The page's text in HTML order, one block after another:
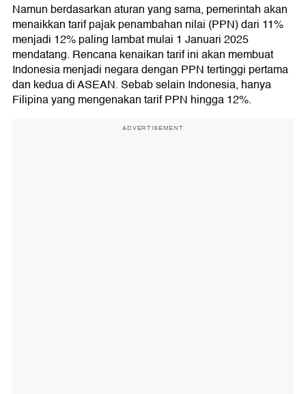
Namun berdasarkan aturan yang sama, pemerintah akan
menaikkan tarif pajak penambahan nilai (PPN) dari 11%
menjadi 12% paling lambat mulai 1 Januari 2025
mendatang. Rencana kenaikan tarif ini akan membuat
Indonesia menjadi negara dengan PPN tertinggi pertama
dan kedua di ASEAN. Sebab selain Indonesia, hanya
Filipina yang mengenakan tarif PPN hingga 12%.
ADVERTISEMENT